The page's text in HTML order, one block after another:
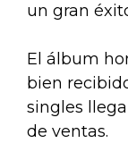
un gran
El álbum
bien
singles
de ventas.